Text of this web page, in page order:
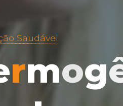
Saudável
rmog